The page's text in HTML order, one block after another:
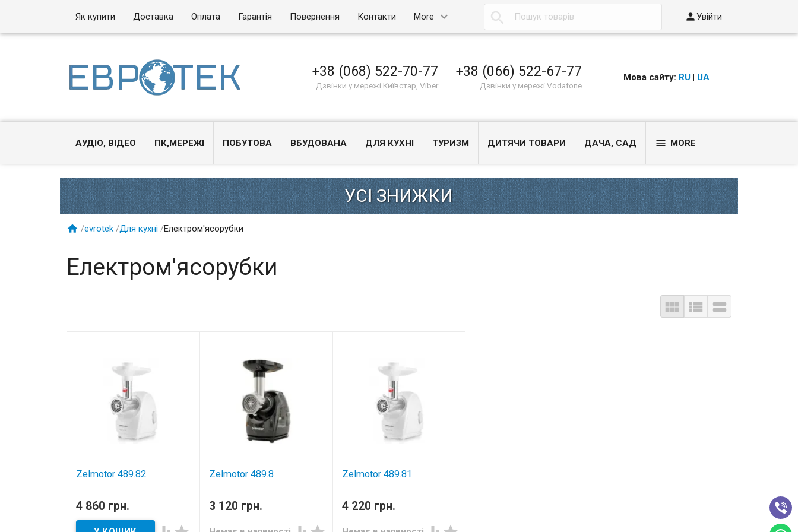
Як купити Доставка Оплата Гарантія Повернення Контакти More  Увійти
+38 (068) 522-70-77
Дзвінки у мережі Київстар, Viber
+38 (066) 522-67-77
Дзвінки у мережі Vodafone
Мова сайту: RU | UA
АУДІО, ВІДЕО ПК,МЕРЕЖІ ПОБУТОВА ВБУДОВАНА ДЛЯ КУХНІ ТУРИЗМ ДИТЯЧИ ТОВАРИ ДАЧА, САД  MORE
 /evrotek /Для кухні /Електром'ясорубки
Електром'ясорубки
  
Zelmotor 489.82
В наявності
4 860 грн.
Zelmotor 489.8
3 120 грн.
Zelmotor 489.81
4 220 грн.